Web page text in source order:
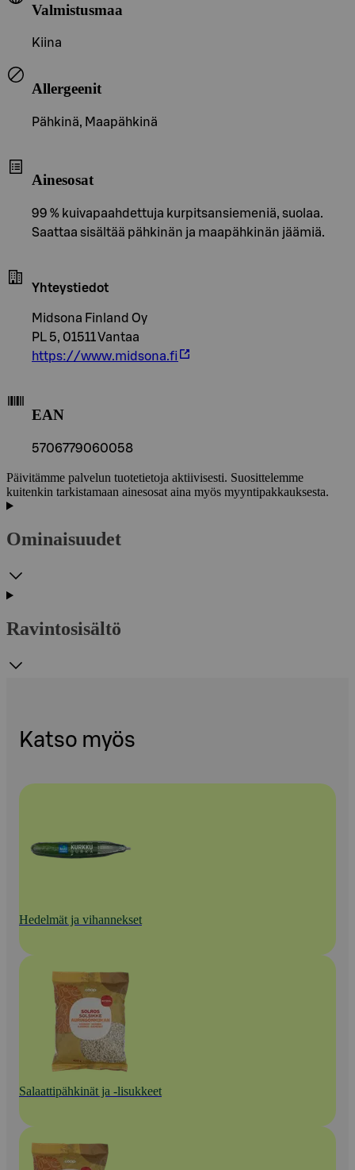
Valmistusmaa
Kiina
Allergeenit
Pähkinä, Maapähkinä
Ainesosat
99 % kuivapaahdettuja kurpitsansiemeniä, suolaa.
Saattaa sisältää pähkinän ja maapähkinän jäämiä.
Yhteystiedot
Midsona Finland Oy
PL 5, 01511 Vantaa
https://www.midsona.fi
EAN
5706779060058
Päivitämme palvelun tuotetietoja aktiivisesti. Suosittelemme
kuitenkin tarkistamaan ainesosat aina myös myyntipakkauksesta.
Ominaisuudet
Ravintosisältö
Katso myös
Hedelmät ja vihannekset
Salaattipähkinät ja -lisukkeet